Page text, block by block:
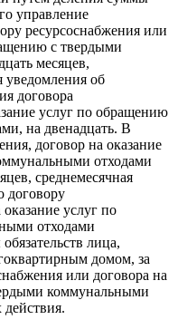
управление
ресурсоснабжения или
с твердыми
месяцев,
уведомления об
договора
услуг по обращению
на двенадцать. В
договор на оказание
отходами
среднемесячная
договору
услуг по
отходами
лица,
домом, за
или договора на
коммунальными
действия.